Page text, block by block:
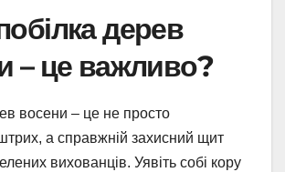
дерев
– це важливо?
восени – це не просто
а справжній захисний щит
вихованців. Уявіть собі кору